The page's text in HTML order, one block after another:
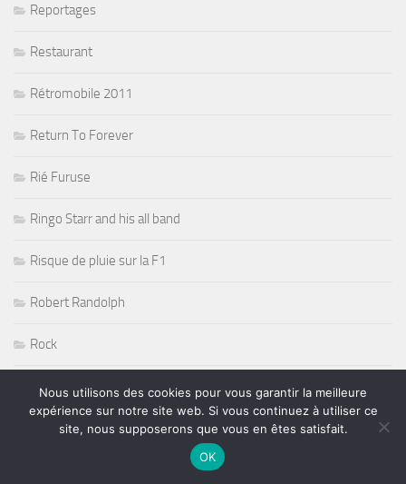
Reportages
Restaurant
Rétromobile 2011
Return To Forever
Rié Furuse
Ringo Starr and his all band
Risque de pluie sur la F1
Robert Randolph
Rock
Rock Acoustic Folk
Rock Blues
Nous utilisons des cookies pour vous garantir la meilleure
expérience sur notre site web. Si vous continuez à utiliser ce
site, nous supposerons que vous en êtes satisfait.
OK